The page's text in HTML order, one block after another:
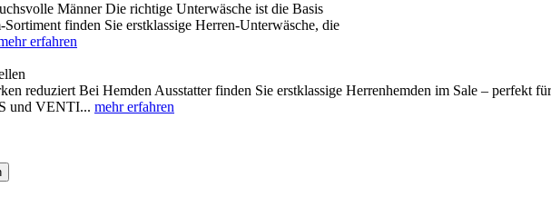
Männer Die richtige Unterwäsche ist die Basis
finden Sie erstklassige Herren-Unterwäsche, die
erfahren
reduziert Bei Hemden Ausstatter finden Sie erstklassige Herrenhemden im Sale – perfekt
und VENTI... mehr erfahren